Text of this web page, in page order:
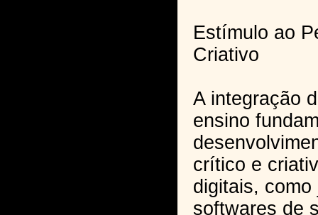
Estímulo ao
Criativo
A integração
ensino
crítico e
digitais,
softwares de